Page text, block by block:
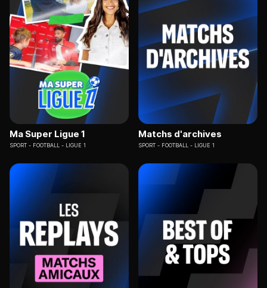
Ma Super Ligue 1
SPORT FOOTBALL - LIGUE 1
Matchs d'archives
SPORT FOOTBALL - LIGUE 1